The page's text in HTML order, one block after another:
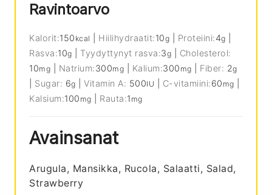
Ravintoarvo
Kalorit:150 kcal Hiilihydraatit:10g Proteiini:4g
Rasva:10g Tyydyttynyt rasva:3g
Cholesterol:
10mg Natrium:300mg Kalium:300 mg Fiber: 2g
Sugar: 6g |Vitamin A: 500IU C-vitamiini:60 mg
Kalsium:100 mg Rauta:1 mg
Avainsanat
Arugula, Mansikka, Rucola, Salaatti, Salad,
Strawberry